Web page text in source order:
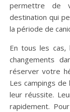
permettre de
destination qui
la période de
En tous les cas,
changements
réserver votre
Les campings
leur réussite.
rapidement.